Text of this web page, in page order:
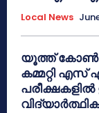
Local News
യൂത്ത്
കമ്മറ്റി